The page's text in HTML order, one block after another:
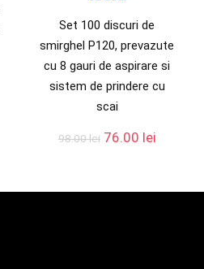
Set 100 discuri de
smirghel P120, prevazute
cu 8 gauri de aspirare si
sistem de prindere cu
scai
98.00lei 76.00 lei